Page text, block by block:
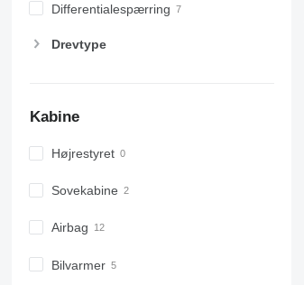
Differentialespærring
Drevtype
Kabine
Højrestyret
Sovekabine
Airbag
Bilvarmer